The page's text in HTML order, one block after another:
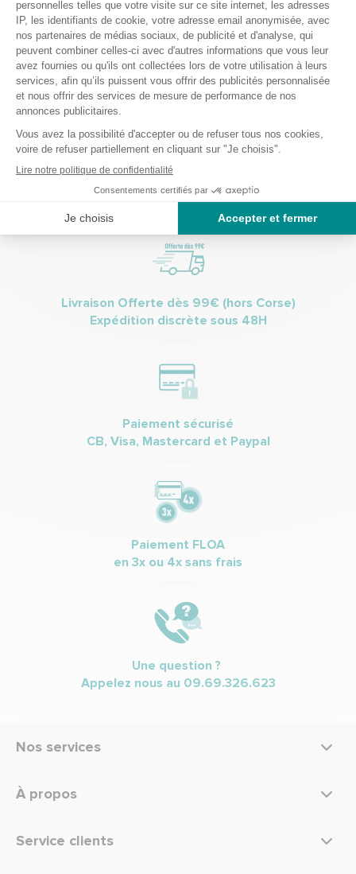
Envoyer
Je m’inscris à la newsletter et accepte de recevoir des informations
commerciales et promotionnelles de Bastide le Confort Médical.
(Vous pourrez à tout moment vous désinscrire. Pour plus
d’informations vous pouvez prendre connaissance de la charte de
protection des données personnelles.
Livraison Offerte dès 99€ (hors Corse)
Expédition discrète sous 48H
Paiement sécurisé
CB, Visa, Mastercard et Paypal
Paiement FLOA
en 3x ou 4x sans frais
Une question ?
Appelez nous au 09.69.326.623
Nos services
À propos
Service clients